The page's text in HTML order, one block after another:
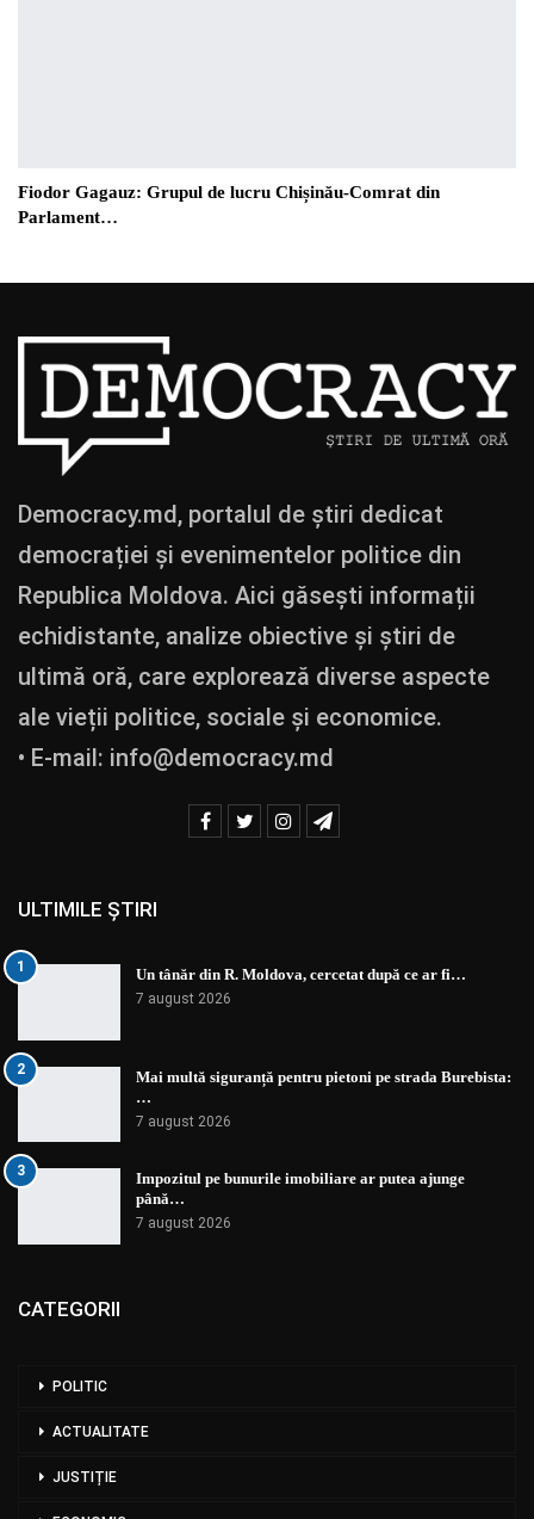
Fiodor Gagauz: Grupul de lucru Chișinău-Comrat din
Parlament…
Democracy.md, portalul de știri dedicat
democrației și evenimentelor politice din
Republica Moldova. Aici găsești informații
echidistante, analize obiective și știri de
ultimă oră, care explorează diverse aspecte
ale vieții politice, sociale și economice.
• E-mail: info@democracy.md
ULTIMILE ȘTIRI
1 Un tânăr din R. Moldova, cercetat după ce ar fi…
7 august 2026
2
Mai multă siguranță pentru pietoni pe strada Burebista:
…
7 august 2026
3
Impozitul pe bunurile imobiliare ar putea ajunge
până…
7 august 2026
CATEGORII
POLITIC
ACTUALITATE
JUSTIȚIE